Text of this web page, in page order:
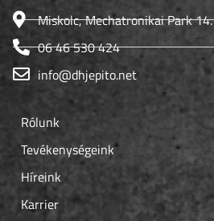
Miskolc, Mechatronikai Park 14.
06 46 530 424
info@dhjepito.net
Rólunk
Tevékenységeink
Híreink
Karrier